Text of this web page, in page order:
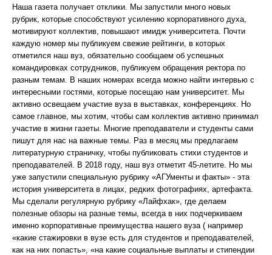
Наша газета получает отклики. Мы запустили много новых
рубрик, которые способствуют усилению корпоративного духа,
мотивируют коллектив, повышают имидж университета. Почти
каждую номер мы публикуем свежие рейтинги, в которых
отметился наш вуз, обязательно сообщаем об успешных
командировках сотрудников, публикуем обращения ректора по
разным темам. В наших номерах всегда можно найти интервью с
интересными гостями, которые посещаю нам университет. Мы
активно освещаем участие вуза в выставках, конференциях. Но
самое главное, мы хотим, чтобы сам коллектив активно принимал
участие в жизни газеты. Многие преподаватели и студенты сами
пишут для нас на важные темы. Раз в месяц мы предлагаем
литературную страничку, чтобы публиковать стихи студентов и
преподавателей. В 2018 году, наш вуз отметит 45-летите. Но мы
уже запустили специальную рубрику «АГУменты и факты» - эта
история университета в лицах, редких фотографиях, артефакта.
Мы сделали регулярную рубрику «Лайфхак», где делаем
полезные обзоры на разные темы, всегда в них подчеркиваем
именно корпоративные преимущества нашего вуза ( например
«какие стажировки в вузе есть для студентов и преподавателей,
как на них попасть», «на какие социальные выплаты и стипендии